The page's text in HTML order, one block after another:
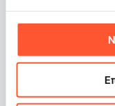
ζήτηση για την
πάρκο είναι μια
ηλικία του